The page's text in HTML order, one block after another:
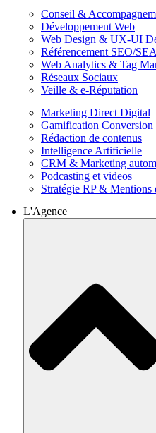
Conseil &
Développement Web
Web Design & UX-UI
Référencement SEO/SEA
Web Analytics & Tag
Réseaux Sociaux
Veille & e-Réputation
Marketing Direct Digital
Gamification Conversion
Rédaction de contenus
Intelligence Artificielle
CRM & Marketing
Podcasting et videos
Stratégie RP & Mentions
L'Agence